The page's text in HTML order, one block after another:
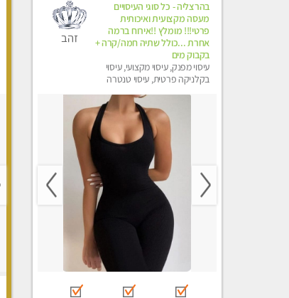
בהרצליה - כל סוגי העיסויים
מעסה מקצועית ואיכותית
פרטי!!! מומלץ !!אירוח ברמה
אחרת ...כולל שתיה חמה/קרה +
בקבוק מים
עיסוי מפנק, עיסוי מקצועי, עיסוי
בקלניקה פרטית, עיסוי טנטרה
זהב